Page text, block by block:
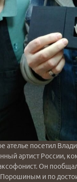
ателье посетил
артист России,
Он
и по